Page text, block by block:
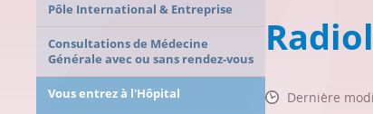
Pôle International & Entreprise
Consultations de Médecine
Générale avec ou sans rendez-vous
Vous entrez à l'Hôpital Dernière